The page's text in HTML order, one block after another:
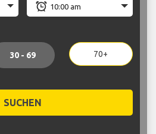
30 - 69 70+
SUCHEN